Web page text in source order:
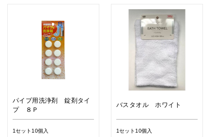
パイプ用洗浄剤 錠剤タイ
プ ８Ｐ
1セット10個入
バスタオル ホワイト
1セット10個入